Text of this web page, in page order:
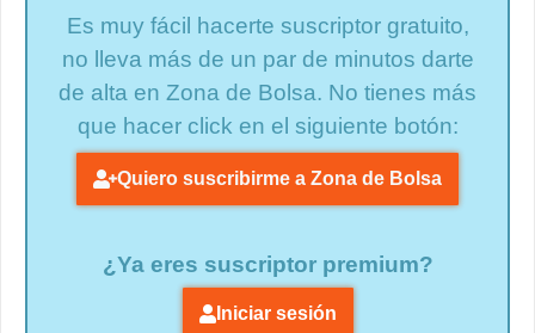
Es muy fácil hacerte suscriptor gratuito,
no lleva más de un par de minutos darte
de alta en Zona de Bolsa. No tienes más
que hacer click en el siguiente botón:
Quiero suscribirme a Zona de Bolsa
¿Ya eres suscriptor premium?
Iniciar sesión